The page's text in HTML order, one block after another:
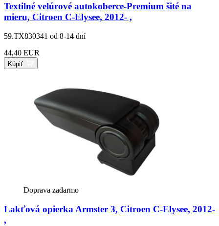
Textilné velúrové autokoberce-Premium šité na
mieru, Citroen C-Elysee, 2012- ,
59.TX830341 od 8-14 dní
44,40 EUR
Kúpiť
Doprava zadarmo
Lakťová opierka Armster 3, Citroen C-Elysee, 2012-
,